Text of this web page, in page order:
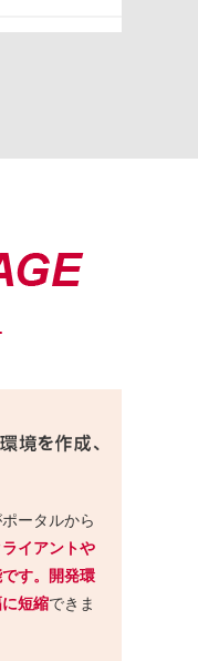
トのライセンスを提供します。
テナントと外部のアクセスを制御
ォールに属する必要があります。
テナント内部の仮想マシン間のア
す。セキュリティグループは、サ
ータルから
イアントや
す。開発環
短縮できま